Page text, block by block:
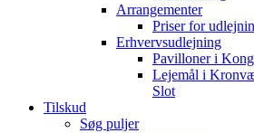
Arrangementer
Priser for
Erhvervsudlejning
Pavilloner i
Lejemål i
Slot
Tilskud
Søg puljer